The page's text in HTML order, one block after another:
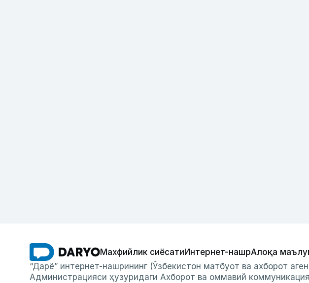
Махфийлик сиёсатиИнтернет-нашрАлоқа
“Дарё” интернет-нашрининг (Ўзбекистон матбуот ва ахборот
Администрацияси ҳузуридаги Ахборот ва оммавий